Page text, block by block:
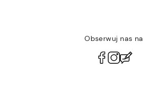
Obserwuj nas na